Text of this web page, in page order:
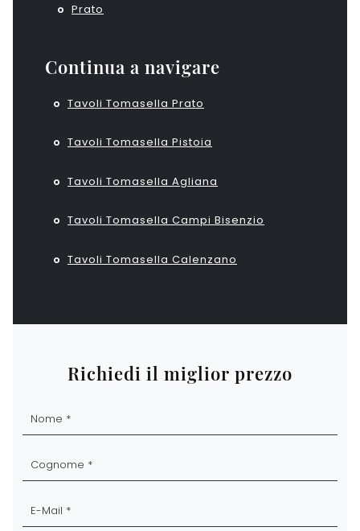
Prato
Continua a navigare
Tavoli Tomasella Prato
Tavoli Tomasella Pistoia
Tavoli Tomasella Agliana
Tavoli Tomasella Campi Bisenzio
Tavoli Tomasella Calenzano
Richiedi il miglior prezzo